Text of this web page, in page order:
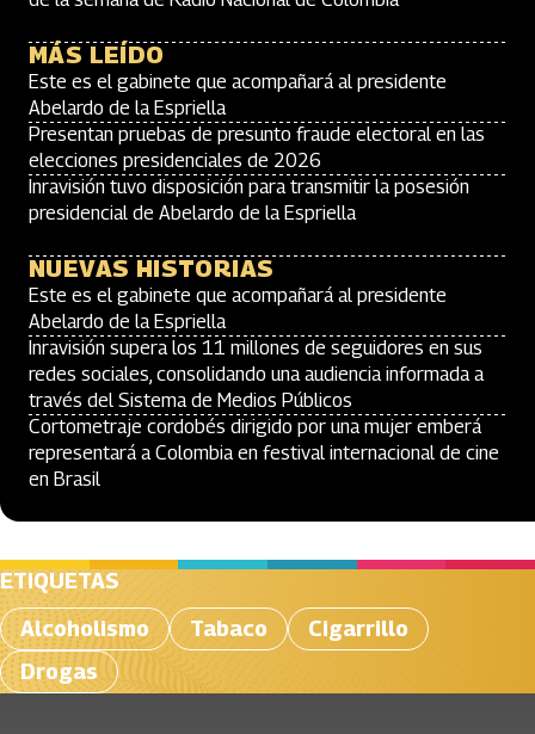
MÁS LEÍDO
Este es el gabinete que acompañará al presidente
Abelardo de la Espriella
Presentan pruebas de presunto fraude electoral en las
elecciones presidenciales de 2026
Inravisión tuvo disposición para transmitir la posesión
presidencial de Abelardo de la Espriella
NUEVAS HISTORIAS
Este es el gabinete que acompañará al presidente
Abelardo de la Espriella
Inravisión supera los 11 millones de seguidores en sus
redes sociales, consolidando una audiencia informada a
través del Sistema de Medios Públicos
Cortometraje cordobés dirigido por una mujer emberá
representará a Colombia en festival internacional de cine
en Brasil
ETIQUETAS
Alcoholismo
Tabaco
Cigarrillo
Drogas